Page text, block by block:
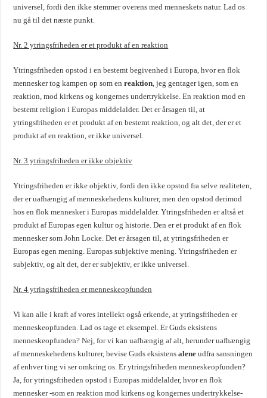
universel, fordi den ikke stemmer overens med menneskets natur. Lad os
nu gå til det næste punkt.
Nr. 2 ytringsfriheden er et produkt af en reaktion
Ytringsfriheden opstod i en bestemt begivenhed i Europa, hvor en flok
mennesker tog kampen op som enreaktion , jeg gentager igen, som en
reaktion, mod kirkens og kongernes undertrykkelse. En reaktion mod en
bestemt religion i Europas middelalder. Det er årsagen til, at
ytringsfriheden er et produkt af en bestemt reaktion, og alt det, der er et
produkt af en reaktion, er ikke universel.
Nr. 3 ytringsfriheden er ikke objektiv
Ytringsfriheden er ikke objektiv, fordi den ikke opstod fra selve realiteten,
der er uafhængig af menneskehedens kulturer, men den opstod derimod
hos en flok mennesker i Europas middelalder. Ytringsfriheden er altså et
produkt af Europas egen kultur og historie. Den er et produkt af en flok
mennesker som John Locke. Det er årsagen til, at ytringsfriheden er
Europas egen mening. Europas subjektive mening. Ytringsfriheden er
subjektiv, og alt det, der er subjektiv, er ikke universel.
Nr. 4 ytringsfriheden er menneskeopfunden
Vi kan alle i kraft af vores intellekt også erkende, at ytringsfriheden er
menneskeopfunden. Lad os tage et eksempel. Er Guds eksistens
menneskeopfunden? Nej, for vi kan uafhængig af alt, herunder uafhængig
af menneskehedens kulturer, bevise Guds eksistensalene udfra sansningen
af enhver ting vi ser omkring os. Er ytringsfriheden menneskeopfunden?
Ja, for ytringsfriheden opstod i Europas middelalder, hvor en flok
mennesker -som en reaktion mod kirkens og kongernes undertrykkelse-